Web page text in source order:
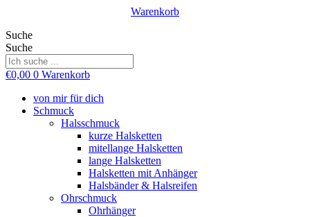
Warenkorb
Suche
Suche
€0,00 0 Warenkorb
von mir für dich
Schmuck
Halsschmuck
kurze Halsketten
mitellange Halsketten
lange Halsketten
Halsketten mit Anhänger
Halsbänder & Halsreifen
Ohrschmuck
Ohrhänger